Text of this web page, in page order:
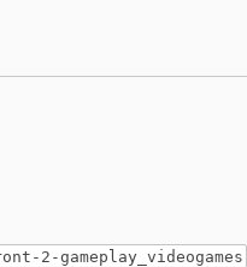
2-gameplay_videogames